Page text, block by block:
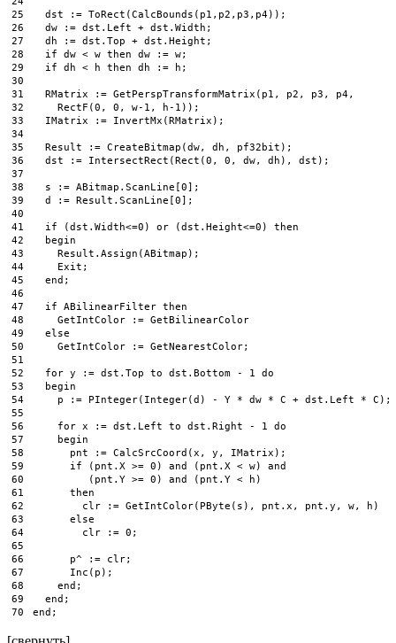
25
26
27
28
29
30
31
32
33
34
35
36
37
38
39
40
41
42
43
44
45
46
47
48
49
50
51
52
53
54
55
56
57
58
59
60
61
62
63
64
65
66
67
68
69
70
dst : = ToRect ( CalcBounds ( p1 , p2 , p3 , p4) ) ;
dw
: = dst . Left + dst . Width ;
dh
: = dst . Top + dst . Height ;
if
dw < w then dw : = w;
if
dh < h then dh : = h ;
RMatrix : = GetPerspTransformMatrix ( p1 , p2 , p3 , p4,
RectF ( 0 , 0 , w- 1 , h- 1 ) ) ;
IMatrix
: = InvertMx ( RMatrix ) ;
Result : = CreateBitmap ( dw, dh , pf32bit ) ;
dst
: = IntersectRect ( Rect ( 0 , 0 , dw, dh ) , dst ) ;
s : = ABitmap . ScanLine 0
;
d
: = Result . ScanLine 0 ;
if ( dst . Width<=0 ) or ( dst . Height<=0 )
then
begin
Result . Assign ( ABitmap ) ;
Exit ;
end ;
if ABilinearFilter then
GetIntColor
: = GetBilinearColor
else
GetIntColor
: = GetNearestColor;
for y : = dst . Top to dst . Bottom - 1
do
begin
p
: = PInteger( Integer( d ) - Y * dw * C + dst . Left * C ) ;
for x : = dst . Left to dst . Right - 1
do
begin
pnt
: = CalcSrcCoord ( x , y , IMatrix ) ;
if
( pnt . X >= 0 ) and ( pnt . X < w)
and
( pnt . Y >= 0 ) and ( pnt . Y < h )
then
clr
: = GetIntColor( PByte ( s ) , pnt . x , pnt . y , w, h )
else
clr
: = 0 ;
p^ : = clr;
Inc ( p ) ;
end ;
end ;
end ;